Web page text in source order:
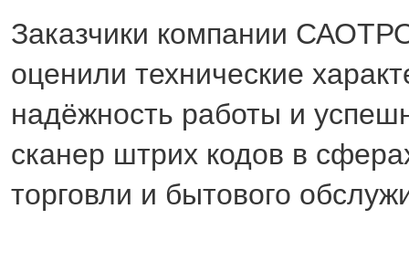
Заказчики компании
оценили технические
надёжность работы и
сканер штрих кодов в
торговли и бытового